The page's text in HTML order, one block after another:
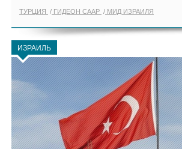
ТУРЦИЯ ГИДЕОН СААР МИД ИЗРАИЛЯ
ИЗРАИЛЬ